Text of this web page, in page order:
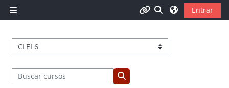
Panel lateralCURSOS
Selector de
Entrar
Categorías
Buscar cursos
Buscar cursos